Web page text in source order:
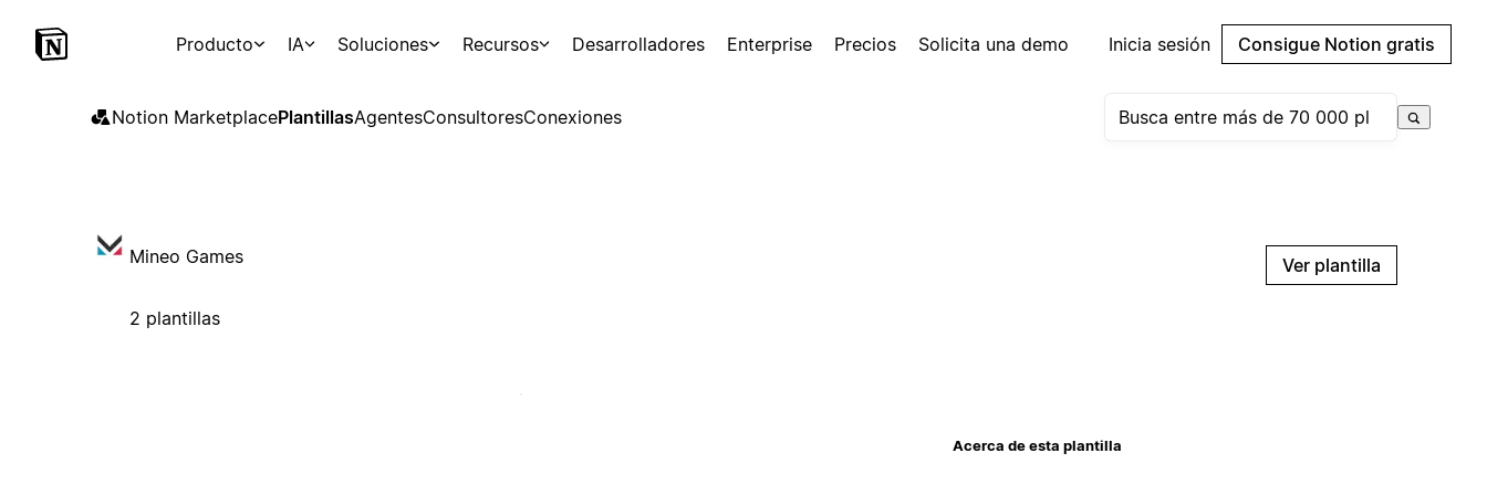
Producto IA Soluciones Recursos Desarrolladores Enterprise Precios Solicita una demo Inicia sesión Consigue Notion gratis
Notion MarketplacePlantillasAgentesConsultoresConexiones
Mineo Games
2 plantillas
Ver plantilla
Acerca de esta plantilla